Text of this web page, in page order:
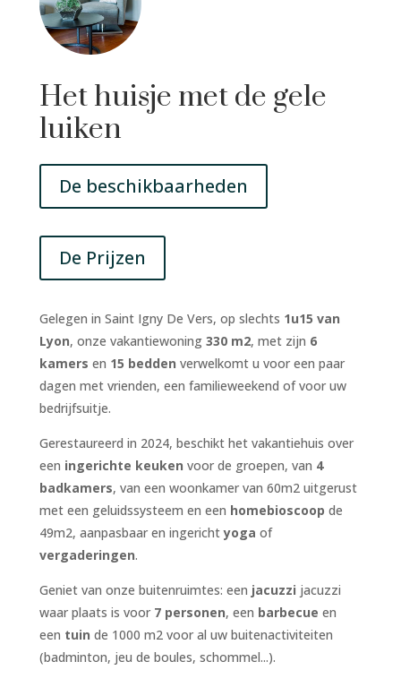
Het huisje met de gele
luiken
De beschikbaarheden
De Prijzen
Gelegen in Saint Igny De Vers, op slechts 1u15 van
Lyon, onze vakantiewoning330 m2, met zijn 6
kamers en 15 bedden verwelkomt u voor een paar
dagen met vrienden, een familieweekend of voor uw
bedrijfsuitje.
Gerestaureerd in 2024, beschikt het vakantiehuis over
een ingerichte keukenvoor de groepen, van 4
badkamers, van een woonkamer van 60m2 uitgerust
met een geluidssysteem en een homebioscoop de
49m2, aanpasbaar en ingerichtyoga of
vergaderingen.
Geniet van onze buitenruimtes: een jacuzzi jacuzzi
waar plaats is voor 7 personen, een barbecue en
een tuin de 1000 m2 voor al uw buitenactiviteiten
(badminton, jeu de boules, schommel...).